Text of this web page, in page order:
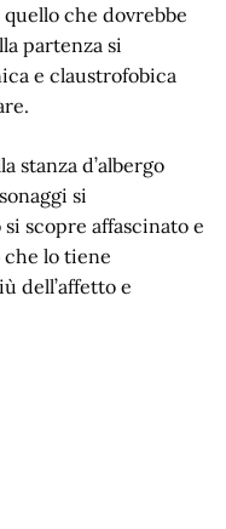
quello che dovrebbe
partenza si
e claustrofobica
stanza d’albergo
si
scopre affascinato e
lo tiene
dell’affetto e